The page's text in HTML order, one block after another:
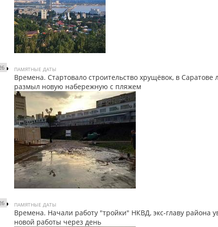
ПАМЯТНЫЕ ДАТЫ
Времена. Стартовало строительство хрущёвок, в Саратове
размыл новую набережную с пляжем
ПАМЯТНЫЕ ДАТЫ
Времена. Начали работу "тройки" НКВД, экс-главу района
новой работы через день